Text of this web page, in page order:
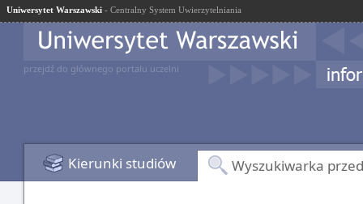
Uniwersytet Warszawski - Centralny System Uwierzytelniania
przejdź do głównego portalu uczelni
Kierunki studiów Wyszukiwarka